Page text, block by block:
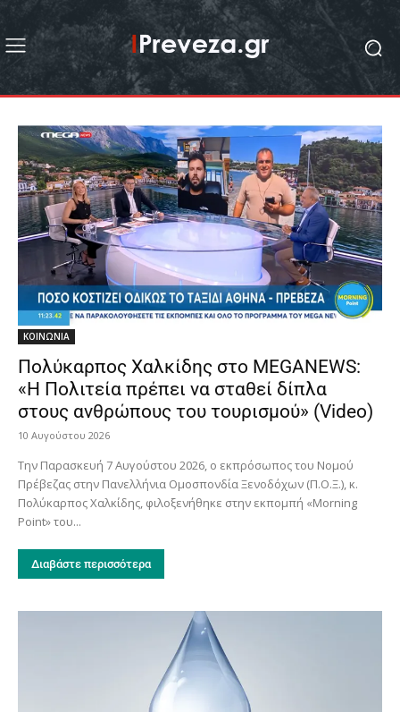
ΚΟΙΝΩΝΙΑ
Πολύκαρπος Χαλκίδης στο MEGANEWS:
«Η Πολιτεία πρέπει να σταθεί δίπλα
στους ανθρώπους του τουρισμού» (Video)
10 Αυγούστου 2026
Την Παρασκευή 7 Αυγούστου 2026, ο εκπρόσωπος του Νομού
Πρέβεζας στην Πανελλήνια Ομοσπονδία Ξενοδόχων (Π.Ο.Ξ.), κ.
Πολύκαρπος Χαλκίδης, φιλοξενήθηκε στην εκπομπή «Morning
Point» του...
Διαβάστε περισσότερα